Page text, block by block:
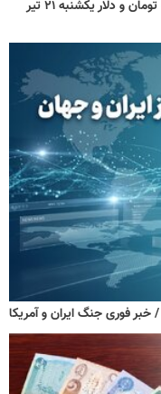
قیمت دینار عراق امروز + نرخ ارز اربعین دولتی به تومان و دلار یکشنبه ۲۱ تیر